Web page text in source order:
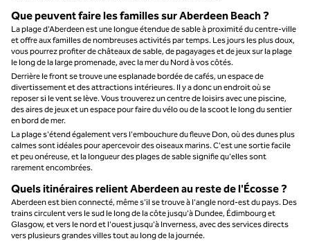
Que peuvent faire les familles sur Aberdeen Beach ?
La plage d'Aberdeen est une longue étendue de sable à proximité du centre-ville
et offre aux familles de nombreuses activités par temps. Les jours les plus doux,
vous pourrez profiter de châteaux de sable, de pagayages et de jeux sur la plage
le long de la large promenade, avec la mer du Nord à vos côtés.
Derrière le front se trouve une esplanade bordée de cafés, un espace de
divertissement et des attractions intérieures. Il y a donc un endroit où se
reposer si le vent se lève. Vous trouverez un centre de loisirs avec une piscine,
des aires de jeux et un espace pour faire du vélo ou de la scoot le long du sentier
en bord de mer.
La plage s'étend également vers l'embouchure du fleuve Don, où des dunes plus
calmes sont idéales pour apercevoir des oiseaux marins. C'est une sortie facile
et peu onéreuse, et la longueur des plages de sable signifie qu'elles sont
rarement encombrées.
Quels itinéraires relient Aberdeen au reste de l'Écosse ?
Aberdeen est bien connecté, même s'il se trouve à l'angle nord-est du pays. Des
trains circulent vers le sud le long de la côte jusqu'à Dundee, Édimbourg et
Glasgow, et vers le nord et l'ouest jusqu'à Inverness, avec des services directs
vers plusieurs grandes villes tout au long de la journée.